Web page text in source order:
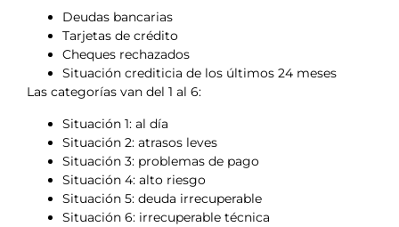
Deudas bancarias
Tarjetas de crédito
Cheques rechazados
Situación crediticia de los últimos 24 meses
Las categorías van del 1 al 6:
Situación 1: al día
Situación 2: atrasos leves
Situación 3: problemas de pago
Situación 4: alto riesgo
Situación 5: deuda irrecuperable
Situación 6: irrecuperable técnica